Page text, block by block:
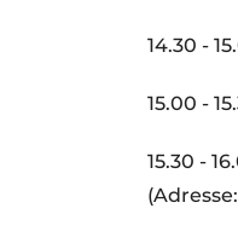
14.30 -
15.00 -
15.30 -